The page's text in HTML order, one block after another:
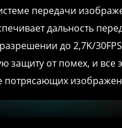
передачи
дальность
до 2,7K/
защиту от помех, и все
потрясающих